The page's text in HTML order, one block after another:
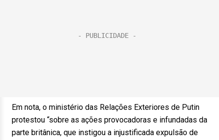
Em nota, o ministério das Relações Exteriores de Putin
protestou “sobre as ações provocadoras e infundadas da
parte britânica, que instigou a injustificada expulsão de